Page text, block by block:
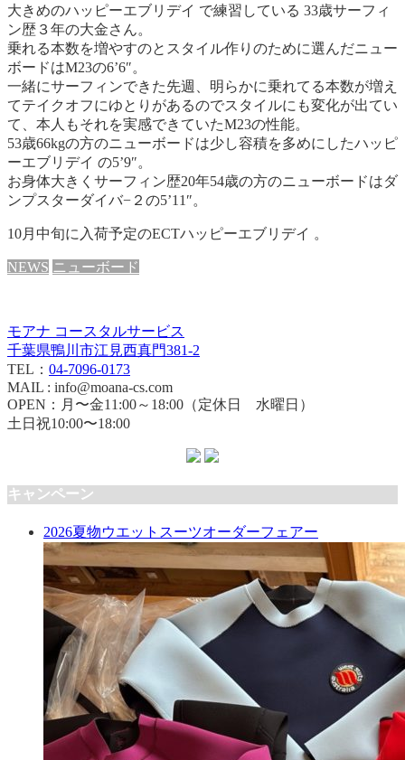
大きめのハッピーエブリデイ で練習している 33歳サーフィ
ン歴３年の大金さん。
乗れる本数を増やすのとスタイル作りのために選んだニュー
ボードはM23の6’6″。
一緒にサーフィンできた先週、明らかに乗れてる本数が増え
てテイクオフにゆとりがあるのでスタイルにも変化が出てい
て、本人もそれを実感できていたM23の性能。
53歳66kgの方のニューボードは少し容積を多めにしたハッピ
ーエブリデイ の5’9″。
お身体大きくサーフィン歴20年54歳の方のニューボードはダ
ンプスターダイバ−２の5’11″。
10月中旬に入荷予定のECTハッピーエブリデイ 。
NEWS ニューボード
モアナ コースタルサービス
千葉県鴨川市江見西真門381-2
TEL： 04-7096-0173
MAIL : info@moana-cs.com
OPEN：月〜金11:00～18:00（定休日 水曜日）
土日祝10:00〜18:00
キャンペーン
2026夏物ウエットスーツオーダーフェアー